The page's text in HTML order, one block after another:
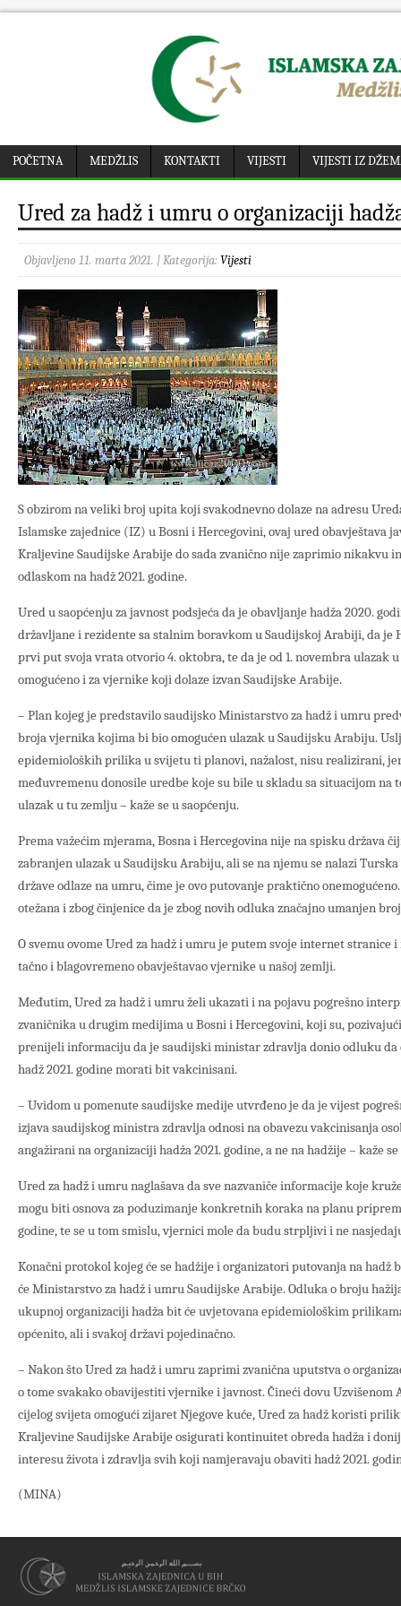
POČETNA MEDŽLIS KONTAKTI VIJESTI VIJESTI IZ
Ured za hadž i umru o organizaciji
Objavljeno 11. marta 2021. | Kategorija: Vijesti
S obzirom na veliki broj upita koji svakodnevno dolaze na adresu
Islamske zajednice (IZ) u Bosni i Hercegovini, ovaj ured obavještava
Kraljevine Saudijske Arabije do sada zvanično nije zaprimio nikakvu
odlaskom na hadž 2021. godine.
Ured u saopćenju za javnost podsjeća da je obavljanje hadža 2020.
državljane i rezidente sa stalnim boravkom u Saudijskoj Arabiji, da je
prvi put svoja vrata otvorio 4. oktobra, te da je od 1. novembra ulazak
omogućeno i za vjernike koji dolaze izvan Saudijske Arabije.
– Plan kojeg je predstavilo saudijsko Ministarstvo za hadž i umru
broja vjernika kojima bi bio omogućen ulazak u Saudijsku Arabiju.
epidemioloških prilika u svijetu ti planovi, nažalost, nisu realizirani,
međuvremenu donosile uredbe koje su bile u skladu sa situacijom na
ulazak u tu zemlju – kaže se u saopćenju.
Prema važećim mjerama, Bosna i Hercegovina nije na spisku država
zabranjen ulazak u Saudijsku Arabiju, ali se na njemu se nalazi
države odlaze na umru, čime je ovo putovanje praktično
otežana i zbog činjenice da je zbog novih odluka značajno umanjen
O svemu ovome Ured za hadž i umru je putem svoje internet stranice
tačno i blagovremeno obavještavao vjernike u našoj zemlji.
Međutim, Ured za hadž i umru želi ukazati i na pojavu pogrešno
zvaničnika u drugim medijima u Bosni i Hercegovini, koji su,
prenijeli informaciju da je saudijski ministar zdravlja donio odluku
hadž 2021. godine morati bit vakcinisani.
– Uvidom u pomenute saudijske medije utvrđeno je da je vijest
izjava saudijskog ministra zdravlja odnosi na obavezu vakcinisanja
angažirani na organizaciji hadža 2021. godine, a ne na hadžije – kaže
Ured za hadž i umru naglašava da sve nazvaniče informacije koje
mogu biti osnova za poduzimanje konkretnih koraka na planu
godine, te se u tom smislu, vjernici mole da budu strpljivi i ne
Konačni protokol kojeg će se hadžije i organizatori putovanja na
će Ministarstvo za hadž i umru Saudijske Arabije. Odluka o broju
ukupnoj organizaciji hadža bit će uvjetovana epidemiološkim
općenito, ali i svakoj državi pojedinačno.
– Nakon što Ured za hadž i umru zaprimi zvanična uputstva o
o tome svakako obavijestiti vjernike i javnost. Čineći dovu Uzvišenom
cijelog svijeta omogući zijaret Njegove kuće, Ured za hadž koristi
Kraljevine Saudijske Arabije osigurati kontinuitet obreda hadža i
interesu života i zdravlja svih koji namjeravaju obaviti hadž 2021.
(MINA)